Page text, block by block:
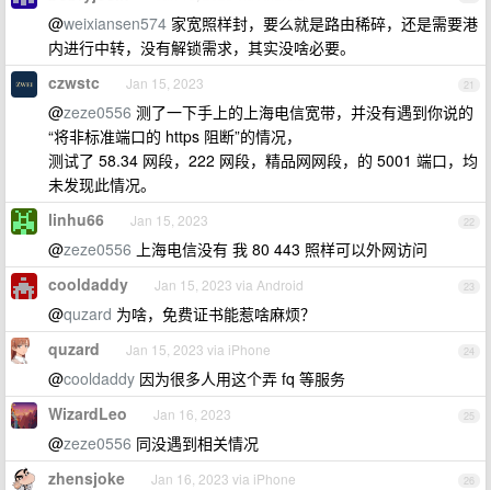
@weixiansen574 家宽照样封，要么就是路由稀碎，还是需要港
内进行中转，没有解锁需求，其实没啥必要。
21
czwstc Jan 15, 2023
@zeze0556 测了一下手上的上海电信宽带，并没有遇到你说的
“将非标准端口的 https 阻断”的情况，
测试了 58.34 网段，222 网段，精品网网段，的 5001 端口，均
未发现此情况。
22
linhu66 Jan 15, 2023
@zeze0556 上海电信没有 我 80 443 照样可以外网访问
23
cooldaddy Jan 15, 2023 via Android
@quzard 为啥，免费证书能惹啥麻烦？
24
quzard Jan 15, 2023 via iPhone
@cooldaddy 因为很多人用这个弄 fq 等服务
25
WizardLeo Jan 16, 2023
@zeze0556 同没遇到相关情况
26
zhensjoke Jan 16, 2023 via iPhone